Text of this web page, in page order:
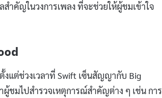
คัญในวงการเพลง ที่จะช่วยให้ผู้ชมเข้าใจ
แต่ช่วงเวลาที่ Swift เซ็นสัญญากับ Big
ผู้ชมไปสำรวจเหตุการณ์สำคัญต่าง ๆ เช่น การ